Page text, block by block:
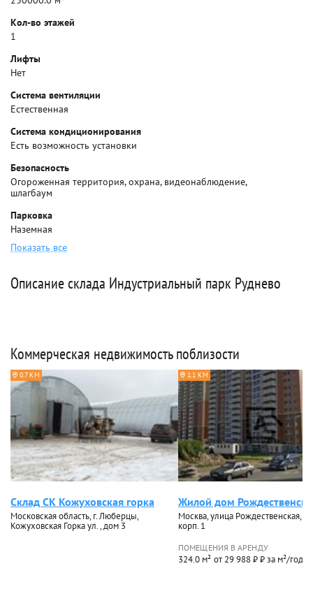
Кол-во этажей
1
Лифты
Нет
Система вентиляции
Естественная
Система кондиционирования
Есть возможность установки
Безопасность
Огороженная территория, охрана, видеонаблюдение,
шлагбаум
Парковка
Наземная
Показать все
Описание склада Индустриальный парк Руднево
Коммерческая недвижимость поблизости
0.7 КМ
Склад СК Кожуховская горка
Московская область, г. Люберцы,
Кожуховская Горка ул. , дом 3
1.1 КМ
Жилой дом
Москва, улица Рождественская,
корп. 1
ПОМЕЩЕНИЯ В АРЕНДУ
324.0 м² от 29 988 ₽ ₽ за м²/год